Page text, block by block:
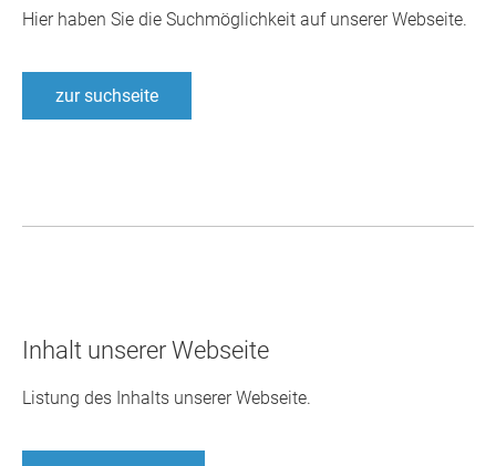
Hier haben Sie die Suchmöglichkeit auf unserer Webseite.
zur suchseite
Inhalt unserer Webseite
Listung des Inhalts unserer Webseite.